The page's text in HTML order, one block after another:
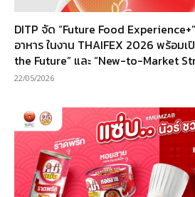
DITP จัด “Future Food
อาหาร ในงาน THAIFEX 2026 พร้อมเ
the Future” และ “New-to-Market
22/05/2026